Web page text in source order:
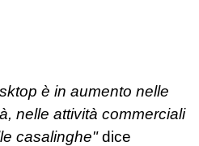
è in aumento nelle
nelle attività commerciali
casalinghe"dice